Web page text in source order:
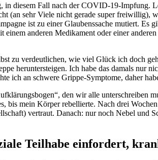
diesem Fall nach der COVID-19-Impfung.
(an sehr Viele nicht gerade super
ist zu einer Glaubenssache mutiert. Es
anderen Medikament oder einer
zu verdeutlichen, wie viel Glück ich doch
heruntersteigen. Ich habe das damals nur
ich an schwere Grippe-Symptome, daher
den wir alle unterschreiben
bis mein Körper rebellierte. Nach drei
vertraut. Danach: nur noch Nebel und
Teilhabe einfordert,